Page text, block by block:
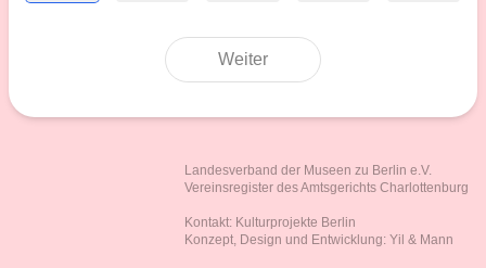
Weiter
Landesverband der Museen zu Berlin e.V.
Vereinsregister des Amtsgerichts Charlottenburg
Kontakt: Kulturprojekte Berlin
Konzept, Design und Entwicklung: Yil & Mann